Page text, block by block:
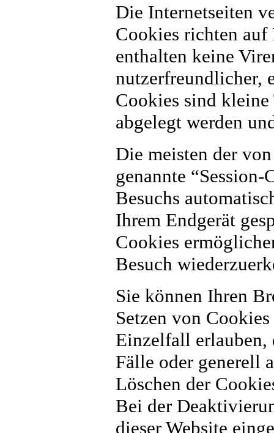
Die Internetseiten
Cookies richten auf
enthalten keine
nutzerfreundlicher,
Cookies sind
abgelegt werden
Die meisten der
genannte
Besuchs
Ihrem Endgerät
Cookies
Besuch
Sie können Ihren
Setzen von
Einzelfall erlauben,
Fälle oder generell
Löschen der
Bei der
dieser Website